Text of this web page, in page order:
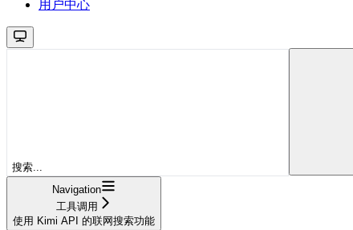
用户中心
搜索...
Navigation
工具调用
使用 Kimi API 的联网搜索功能